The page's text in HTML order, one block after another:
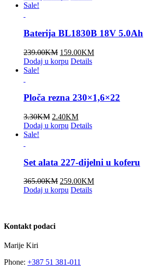
Sale!
Baterija BL1830B 18V 5.0Ah
239.00KM Original
price
159.00KMCurrent
Dodaj u korpu Details
Sale!
Ploča rezna 230×1,6×22
3.30KM Original
price
2.40KMCurrent
price
Dodaj u korpu Details
Sale!
Set alata 227-dijelni u koferu
365.00KM Original
price
259.00KMCurrent
Dodaj u korpu Details
Kontakt podaci
Marije Kiri
Phone: +387 51 381-011